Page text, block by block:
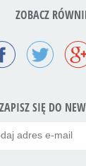
ZOBACZ
ZAPISZ SIĘ DO